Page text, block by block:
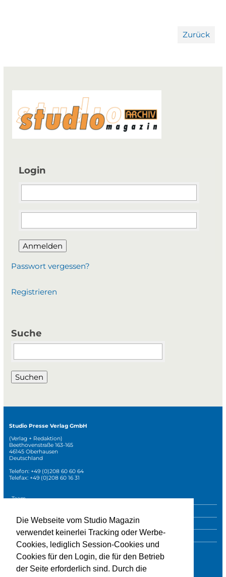
Die Webseite vom Studio Magazin
verwendet keinerlei Tracking oder Werbe-
Cookies, lediglich Session-Cookies und
Cookies für den Login, die für den Betrieb
der Seite erforderlich sind. Durch die
Zurück
Login
Anmelden
Passwort vergessen?
Registrieren
Suche
Suchbegriffe
Suchen
Studio Presse Verlag GmbH
(Verlag + Redaktion)
Beethovenstraße 163-165
46145 Oberhausen
Deutschland
Telefon: +49 (0)208 60 60 64
Telefax: +49 (0)208 60 16 31
Navigation
Team
Sonderpublikationen
Impressum
Datenschutz